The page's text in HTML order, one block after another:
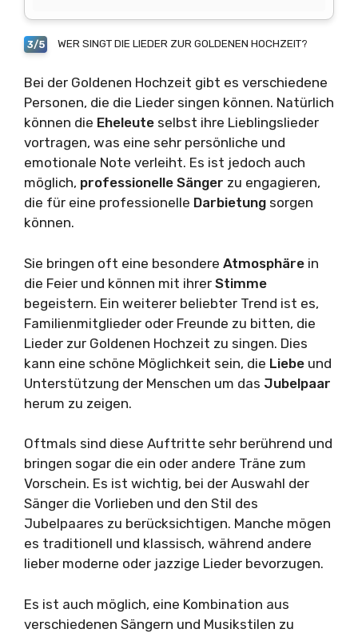
3/5 WER SINGT DIE LIEDER ZUR GOLDENEN HOCHZEIT?
Bei der Goldenen Hochzeit gibt es verschiedene
Personen, die die Lieder singen können. Natürlich
können die Eheleute selbst ihre Lieblingslieder
vortragen, was eine sehr persönliche und
emotionale Note verleiht. Es ist jedoch auch
möglich, professionelle Sänger zu engagieren,
die für eine professionelle Darbietung sorgen
können.
Sie bringen oft eine besondere Atmosphäre in
die Feier und können mit ihrer Stimme
begeistern. Ein weiterer beliebter Trend ist es,
Familienmitglieder oder Freunde zu bitten, die
Lieder zur Goldenen Hochzeit zu singen. Dies
kann eine schöne Möglichkeit sein, die Liebe und
Unterstützung der Menschen um das Jubelpaar
herum zu zeigen.
Oftmals sind diese Auftritte sehr berührend und
bringen sogar die ein oder andere Träne zum
Vorschein. Es ist wichtig, bei der Auswahl der
Sänger die Vorlieben und den Stil des
Jubelpaares zu berücksichtigen. Manche mögen
es traditionell und klassisch, während andere
lieber moderne oder jazzige Lieder bevorzugen.
Es ist auch möglich, eine Kombination aus
verschiedenen Sängern und Musikstilen zu